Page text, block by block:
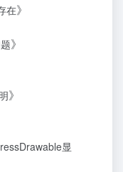
在》
》
》
显